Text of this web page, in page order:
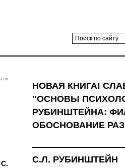
НОВАЯ КНИГА!
"ОСНОВЫ
РУБИНШТЕЙНА:
ОБОСНОВАНИЕ
С.Л. РУБИНШТЕЙН